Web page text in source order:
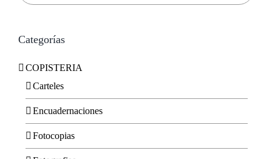
Categorías
COPISTERIA
Carteles
Encuadernaciones
Fotocopias